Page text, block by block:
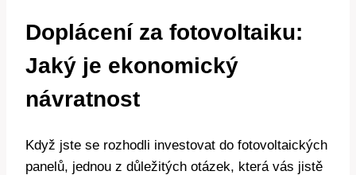
Doplácení za fotovoltaiku:
Jaký je ekonomický
návratnost
Když jste se rozhodli investovat do fotovoltaických
panelů, jednou z důležitých otázek, která vás jistě